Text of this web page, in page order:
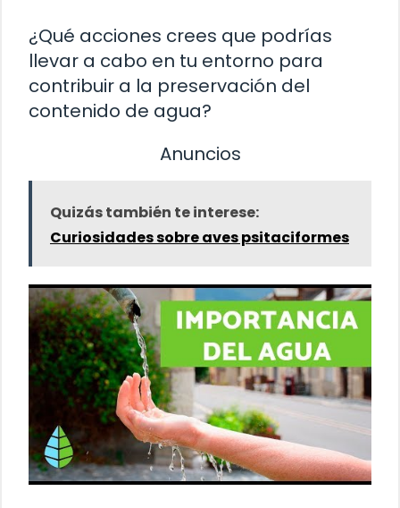
¿Qué acciones crees que podrías
llevar a cabo en tu entorno para
contribuir a la preservación del
contenido de agua?
Anuncios
Quizás también te interese:
Curiosidades sobre aves psitaciformes